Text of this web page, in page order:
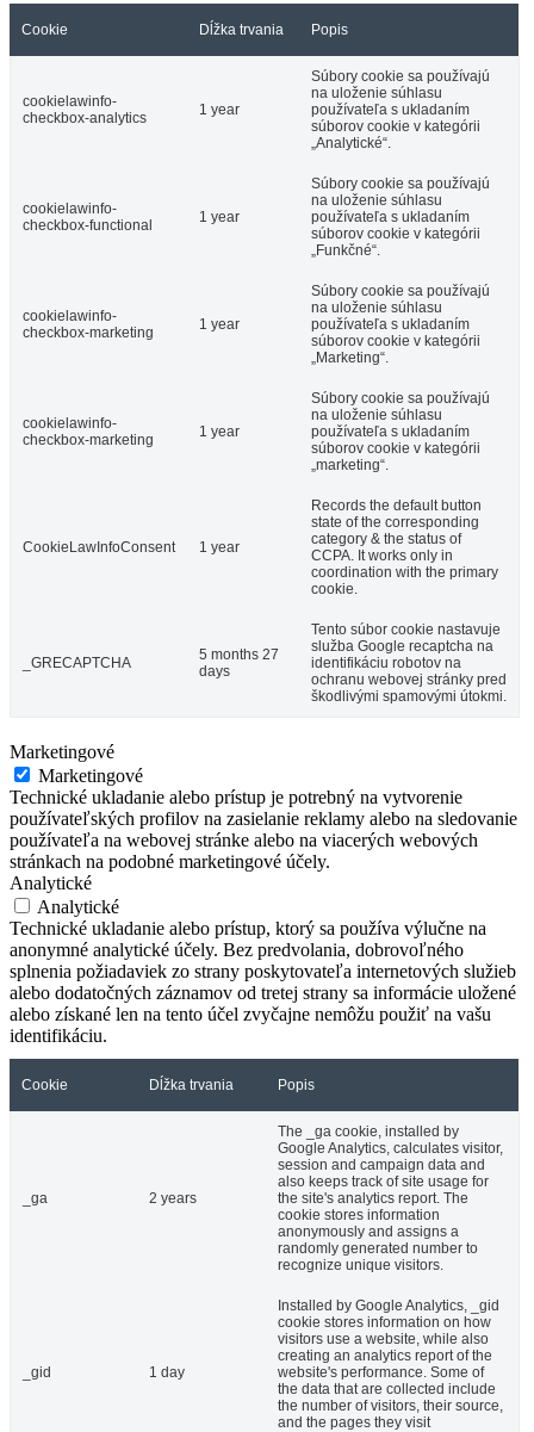
Cookie Dĺžka trvania Popis
cookielawinfo-
checkbox-analytics
1 year
Súbory cookie sa používajú
na uloženie súhlasu
používateľa s ukladaním
súborov cookie v kategórii
„Analytické“.
cookielawinfo-
checkbox-functional
1 year
Súbory cookie sa používajú
na uloženie súhlasu
používateľa s ukladaním
súborov cookie v kategórii
„Funkčné“.
cookielawinfo-
checkbox-marketing
1 year
Súbory cookie sa používajú
na uloženie súhlasu
používateľa s ukladaním
súborov cookie v kategórii
„Marketing“.
cookielawinfo-
checkbox-marketing
1 year
Súbory cookie sa používajú
na uloženie súhlasu
používateľa s ukladaním
súborov cookie v kategórii
„marketing“.
CookieLawInfoConsent 1 year
Records the default button
state of the corresponding
category & the status of
CCPA. It works only in
coordination with the primary
cookie.
_GRECAPTCHA
5 months 27
days
Tento súbor cookie nastavuje
služba Google recaptcha na
identifikáciu robotov na
ochranu webovej stránky pred
škodlivými spamovými útokmi.
Marketingové
Marketingové
Technické ukladanie alebo prístup je potrebný na vytvorenie
používateľských profilov na zasielanie reklamy alebo na sledovanie
používateľa na webovej stránke alebo na viacerých webových
stránkach na podobné marketingové účely.
Analytické
Analytické
Technické ukladanie alebo prístup, ktorý sa používa výlučne na
anonymné analytické účely. Bez predvolania, dobrovoľného
splnenia požiadaviek zo strany poskytovateľa internetových služieb
alebo dodatočných záznamov od tretej strany sa informácie uložené
alebo získané len na tento účel zvyčajne nemôžu použiť na vašu
identifikáciu.
Cookie Dĺžka trvania Popis
_ga 2 years
The _ga cookie, installed by
Google Analytics, calculates visitor,
session and campaign data and
also keeps track of site usage for
the site's analytics report. The
cookie stores information
anonymously and assigns a
randomly generated number to
recognize unique visitors.
_gid 1 day
Installed by Google Analytics, _gid
cookie stores information on how
visitors use a website, while also
creating an analytics report of the
website's performance. Some of
the data that are collected include
the number of visitors, their source,
and the pages they visit